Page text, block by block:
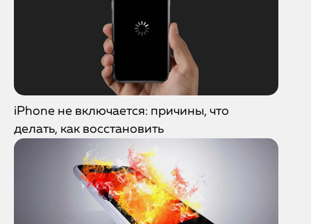
iPhone не включается: причины, что
делать, как восстановить